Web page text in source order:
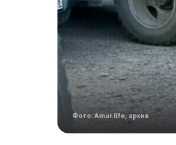
Фото: Amur.life, архив